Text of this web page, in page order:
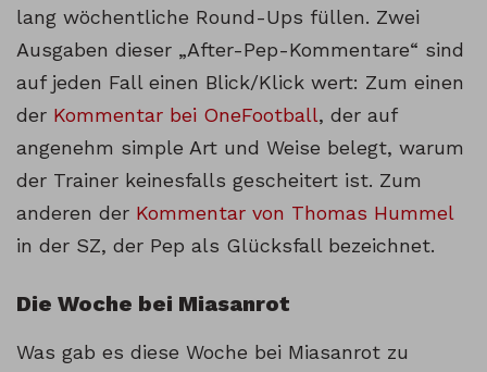
lang wöchentliche Round-Ups füllen. Zwei
Ausgaben dieser „After-Pep-Kommentare“ sind
auf jeden Fall einen Blick/Klick wert: Zum einen
der Kommentar bei OneFootball, der auf
angenehm simple Art und Weise belegt, warum
der Trainer keinesfalls gescheitert ist. Zum
anderen der Kommentar von Thomas Hummel
in der SZ, der Pep als Glücksfall bezeichnet.
Die Woche bei Miasanrot
Was gab es diese Woche bei Miasanrot zu